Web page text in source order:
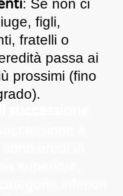
: Se non ci
figli,
fratelli o
passa ai
prossimi (fino